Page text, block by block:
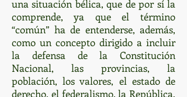
una situación bélica, que de por sí la
comprende, ya que el término
“común” ha de entenderse, además,
como un concepto dirigido a incluir
la defensa de la Constitución
Nacional, las provincias, la
población, los valores, el estado de
derecho, el federalismo, la República,